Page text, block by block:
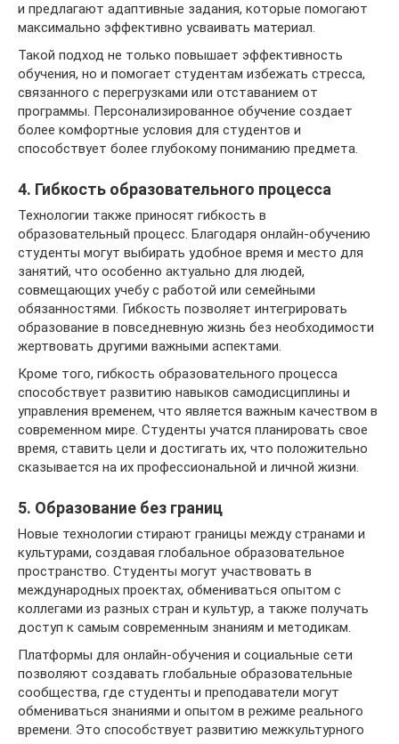
и предлагают адаптивные задания, которые помогают
максимально эффективно усваивать материал.
Такой подход не только повышает эффективность
обучения, но и помогает студентам избежать стресса,
связанного с перегрузками или отставанием от
программы. Персонализированное обучение создает
более комфортные условия для студентов и
способствует более глубокому пониманию предмета.
4. Гибкость образовательного процесса
Технологии также приносят гибкость в
образовательный процесс. Благодаря онлайн-обучению
студенты могут выбирать удобное время и место для
занятий, что особенно актуально для людей,
совмещающих учебу с работой или семейными
обязанностями. Гибкость позволяет интегрировать
образование в повседневную жизнь без необходимости
жертвовать другими важными аспектами.
Кроме того, гибкость образовательного процесса
способствует развитию навыков самодисциплины и
управления временем, что является важным качеством в
современном мире. Студенты учатся планировать свое
время, ставить цели и достигать их, что положительно
сказывается на их профессиональной и личной жизни.
5. Образование без границ
Новые технологии стирают границы между странами и
культурами, создавая глобальное образовательное
пространство. Студенты могут участвовать в
международных проектах, обмениваться опытом с
коллегами из разных стран и культур, а также получать
доступ к самым современным знаниям и методикам.
Платформы для онлайн-обучения и социальные сети
позволяют создавать глобальные образовательные
сообщества, где студенты и преподаватели могут
обмениваться знаниями и опытом в режиме реального
времени. Это способствует развитию межкультурного